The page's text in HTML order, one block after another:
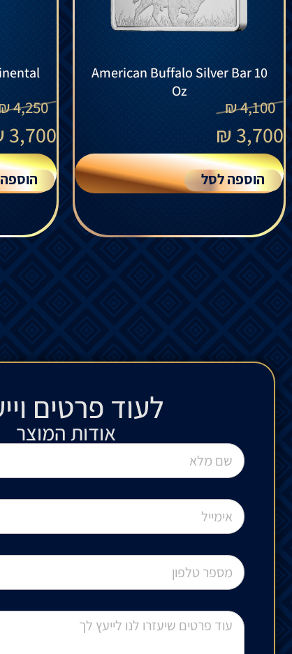
American Buffalo Silver Bar 10
Oz
4,100
₪
3,700
₪
הוספה לסל
4,250
3,700
לעוד פרטים
אודות המוצר